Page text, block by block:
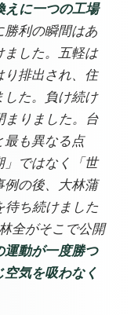
えに一つの工場
勝利の瞬間はあ
ました。五軽は
り排出され、住
した。負け続け
まりました。台
最も異なる点
」ではなく「世
例の後、大林蒲
待ち続けました
全がそこで公開
運動が一度勝つ
気を吸わなく